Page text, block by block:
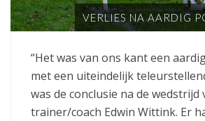
VERLIES NA AARDIG
“Het was van ons kant een
met een uiteindelijk
was de conclusie na de wedstrijd
trainer/coach Edwin Wittink. Er